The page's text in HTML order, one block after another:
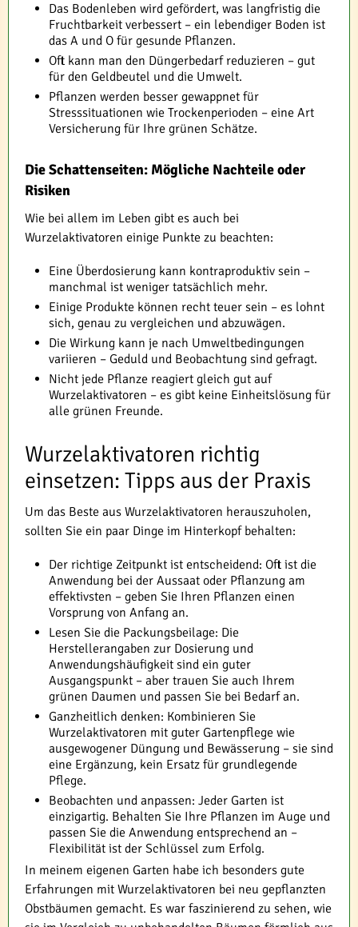
Das Bodenleben wird gefördert, was langfristig die
Fruchtbarkeit verbessert – ein lebendiger Boden ist
das A und O für gesunde Pflanzen.
Oft kann man den Düngerbedarf reduzieren – gut
für den Geldbeutel und die Umwelt.
Pflanzen werden besser gewappnet für
Stresssituationen wie Trockenperioden – eine Art
Versicherung für Ihre grünen Schätze.
Die Schattenseiten: Mögliche Nachteile oder
Risiken
Wie bei allem im Leben gibt es auch bei
Wurzelaktivatoren einige Punkte zu beachten:
Eine Überdosierung kann kontraproduktiv sein –
manchmal ist weniger tatsächlich mehr.
Einige Produkte können recht teuer sein – es lohnt
sich, genau zu vergleichen und abzuwägen.
Die Wirkung kann je nach Umweltbedingungen
variieren – Geduld und Beobachtung sind gefragt.
Nicht jede Pflanze reagiert gleich gut auf
Wurzelaktivatoren – es gibt keine Einheitslösung für
alle grünen Freunde.
Wurzelaktivatoren richtig
einsetzen: Tipps aus der Praxis
Um das Beste aus Wurzelaktivatoren herauszuholen,
sollten Sie ein paar Dinge im Hinterkopf behalten:
Der richtige Zeitpunkt ist entscheidend: Oft ist die
Anwendung bei der Aussaat oder Pflanzung am
effektivsten – geben Sie Ihren Pflanzen einen
Vorsprung von Anfang an.
Lesen Sie die Packungsbeilage: Die
Herstellerangaben zur Dosierung und
Anwendungshäufigkeit sind ein guter
Ausgangspunkt – aber trauen Sie auch Ihrem
grünen Daumen und passen Sie bei Bedarf an.
Ganzheitlich denken: Kombinieren Sie
Wurzelaktivatoren mit guter Gartenpflege wie
ausgewogener Düngung und Bewässerung – sie sind
eine Ergänzung, kein Ersatz für grundlegende
Pflege.
Beobachten und anpassen: Jeder Garten ist
einzigartig. Behalten Sie Ihre Pflanzen im Auge und
passen Sie die Anwendung entsprechend an –
Flexibilität ist der Schlüssel zum Erfolg.
In meinem eigenen Garten habe ich besonders gute
Erfahrungen mit Wurzelaktivatoren bei neu gepflanzten
Obstbäumen gemacht. Es war faszinierend zu sehen, wie